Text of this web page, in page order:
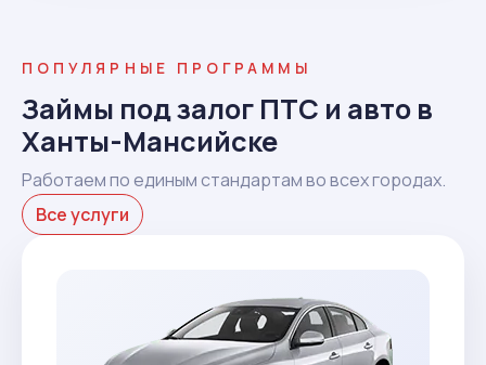
ПОПУЛЯРНЫЕ ПРОГРАММЫ
Займы под залог ПТС и авто в
Ханты-Мансийске
Работаем по единым стандартам во всех городах.
Все услуги